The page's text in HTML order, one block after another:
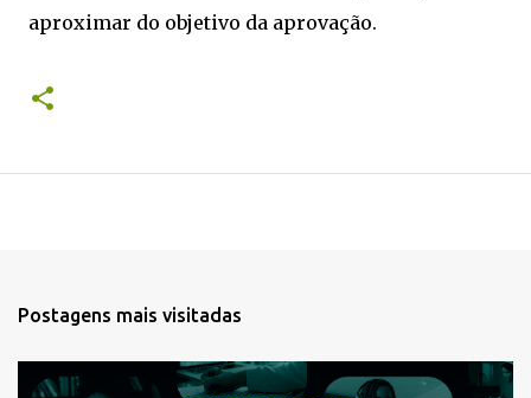
aproximar do objetivo da aprovação.
Postagens mais visitadas